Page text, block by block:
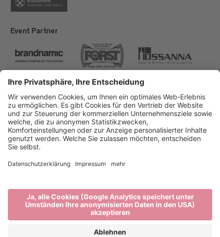
Event Partner
Brixen Tourismus
Privacy
Impressum
Förderungen
produced by